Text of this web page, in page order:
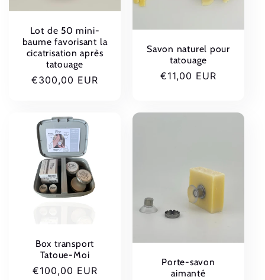
Lot de 50 mini-
baume favorisant la
cicatrisation après
tatouage
Prix
€300,00 EUR
Savon naturel pour
tatouage
Prix
€11,00 EUR
Box transport
Tatoue-Moi
Prix
€100,00 EUR
Porte-savon
aimanté